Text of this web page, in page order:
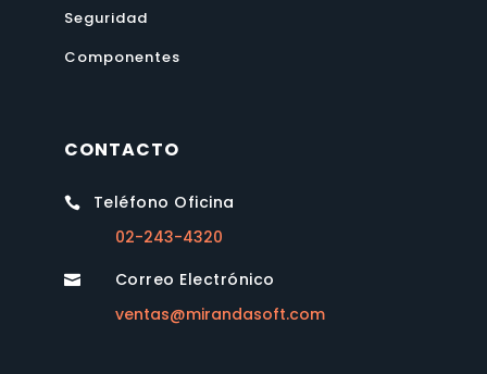
Seguridad
Componentes
CONTACTO

Teléfono Oficina
02-243-4320

Correo Electrónico
ventas@mirandasoft.com